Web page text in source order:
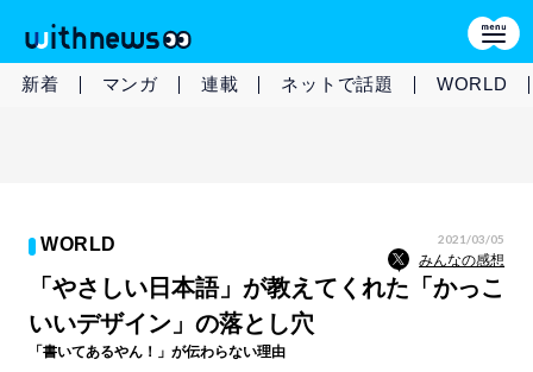
新着 マンガ 連載 ネットで話題 WORLD
WORLD 2021/03/05
みんなの感想
「やさしい日本語」が教えてくれた「かっこ
いいデザイン」の落とし穴
「書いてあるやん！」が伝わらない理由